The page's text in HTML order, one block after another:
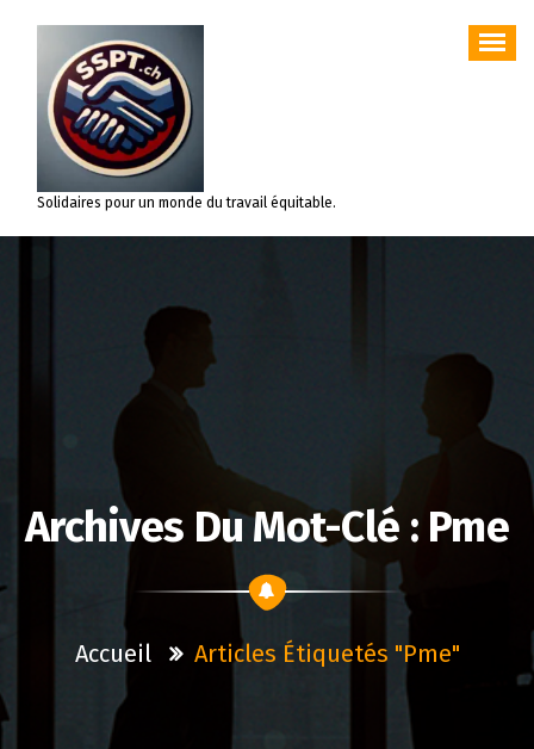
contenu
Solidaires pour un monde du travail équitable.
Archives Du Mot-Clé : Pme
Accueil Articles Étiquetés "pme"